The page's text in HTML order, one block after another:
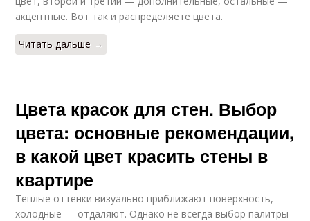
акцентные. Вот так и распределяете цвета.
Читать дальше →
Цвета красок для стен. Выбор
цвета: основные рекомендации,
в какой цвет красить стены в
квартире
Теплые оттенки визуально приближают поверхность,
холодные — отдаляют. Однако не всегда выбор палитры